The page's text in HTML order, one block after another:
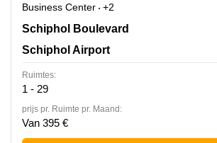
Business Center
+2
Schiphol Boulevard 127, Schiphol Airport
Schiphol Boulevard
Schiphol Airport
Ruimtes:
1 - 29
prijs pr. Ruimte pr. Maand:
Van 395 €